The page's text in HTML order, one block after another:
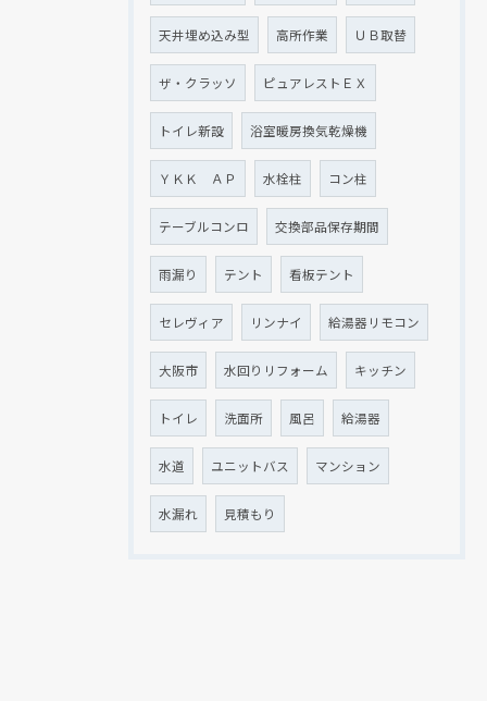
天井埋め込み型 高所作業 ＵＢ取替
ザ・クラッソ ピュアレストＥＸ
トイレ新設 浴室暖房換気乾燥機
ＹＫＫ ＡＰ 水栓柱 コン柱
テーブルコンロ 交換部品保存期間
雨漏り テント 看板テント
セレヴィア リンナイ 給湯器リモコン
大阪市 水回りリフォーム キッチン
トイレ 洗面所 風呂 給湯器
水道 ユニットバス マンション
水漏れ 見積もり